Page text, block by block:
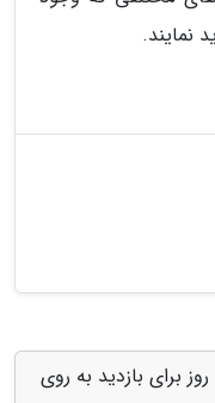
نمایند.
به "درهای کارخانه ریسباف به مدت 10 روز برای بازدید به روی